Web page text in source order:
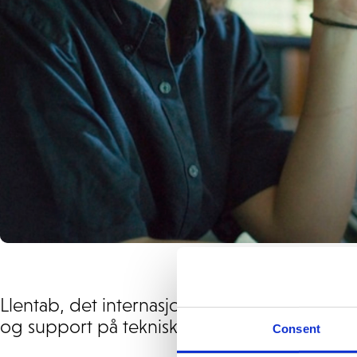
Consent
Llentab, det internasjonale,
og support på tekniske og funksjonelle